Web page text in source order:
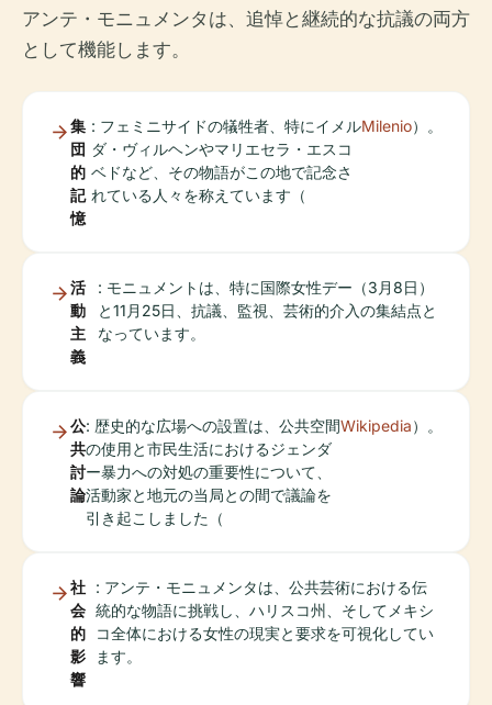
アンテ・モニュメンタは、追悼と継続的な抗議の両方
として機能します。
集
団
的
記
憶
: フェミニサイドの犠牲者、特にイメル
ダ・ヴィルヘンやマリエセラ・エスコ
ベドなど、その物語がこの地で記念さ
れている人々を称えています（
Milenio）。
活
動
主
義
: モニュメントは、特に国際女性デー（3月8日）
と11月25日、抗議、監視、芸術的介入の集結点と
なっています。
公
共
討
論
: 歴史的な広場への設置は、公共空間
の使用と市民生活におけるジェンダ
ー暴力への対処の重要性について、
活動家と地元の当局との間で議論を
引き起こしました（
Wikipedia）。
社
会
的
影
響
: アンテ・モニュメンタは、公共芸術における伝
統的な物語に挑戦し、ハリスコ州、そしてメキシ
コ全体における女性の現実と要求を可視化してい
ます。